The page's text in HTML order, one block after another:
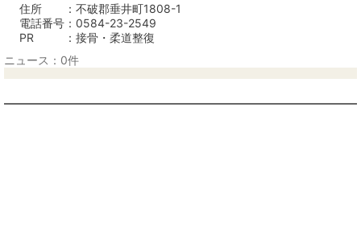
住所
不破郡垂井町1808-1
電話番号
0584-23-2549
PR
接骨・柔道整復
ニュース：0件